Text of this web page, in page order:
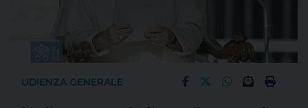
UDIENZA GENERALE